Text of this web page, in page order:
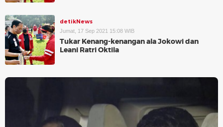
detikNews
Jumat, 17 Sep 2021 15:08 WIB
Tukar Kenang-kenangan ala Jokowi dan
Leani Ratri Oktila